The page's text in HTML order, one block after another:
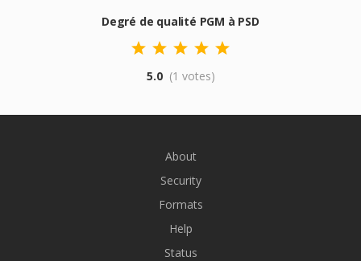
Degré de qualité PGM à PSD
5.0 (1 votes)
About
Security
Formats
Help
Status